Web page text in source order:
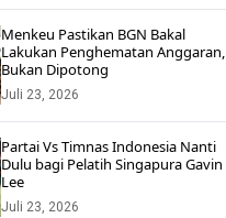
Menkeu Pastikan BGN Bakal
Lakukan Penghematan Anggaran,
Bukan Dipotong
Juli 23, 2026
Partai Vs Timnas Indonesia Nanti
Dulu bagi Pelatih Singapura Gavin
Lee
Juli 23, 2026